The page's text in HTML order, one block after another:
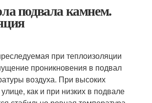
подвала камнем.
при теплоизоляции
проникновения в подвал
воздуха. При высоких
как и при низких в подвале